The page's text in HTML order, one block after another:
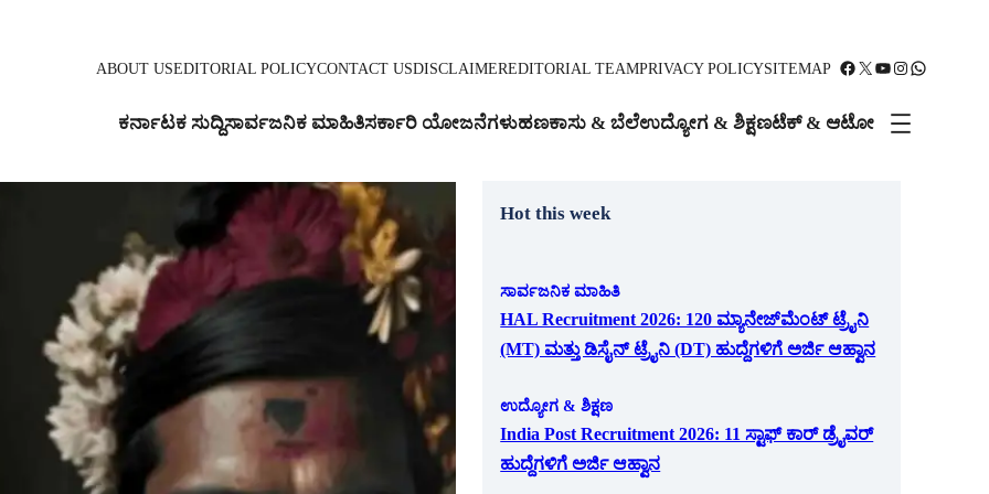
ABOUT USEDITORIAL POLICYCONTACT USDISCLAIMEREDITORIAL TEAMPRIVACY POLICYSITEMAP Facebook X YouTube Instagram WhatsApp
ಕರ್ನಾಟಕ ಸುದ್ದಿಸಾರ್ವಜನಿಕ ಮಾಹಿತಿಸರ್ಕಾರಿ ಯೋಜನೆಗಳುಹಣಕಾಸು & ಬೆಲೆಉದ್ಯೋಗ & ಶಿಕ್ಷಣಟೆಕ್ & ಆಟೋ
Hot this week
ಸಾರ್ವಜನಿಕ ಮಾಹಿತಿ
HAL Recruitment 2026: 120 ಮ್ಯಾನೇಜ್‌ಮೆಂಟ್ ಟ್ರೈನಿ
(MT) ಮತ್ತು ಡಿಸೈನ್ ಟ್ರೈನಿ (DT) ಹುದ್ದೆಗಳಿಗೆ ಅರ್ಜಿ ಆಹ್ವಾನ
ಉದ್ಯೋಗ & ಶಿಕ್ಷಣ
India Post Recruitment 2026: 11 ಸ್ಟಾಫ್ ಕಾರ್ ಡ್ರೈವರ್
ಹುದ್ದೆಗಳಿಗೆ ಅರ್ಜಿ ಆಹ್ವಾನ